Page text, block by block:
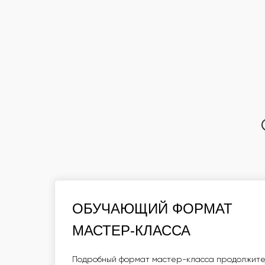
ОБУЧАЮЩИЙ ФОРМАТ
МАСТЕР-КЛАССА
ЧАС. ДО 15 УЧАСТНИКОВ В ГРУППЕ ПРИ
ОБУЧАЮЩИЙ ФОРМАТ
МАСТЕР-КЛАССА
Подробный формат мастер-класса